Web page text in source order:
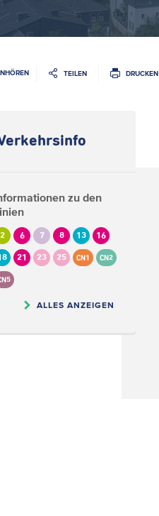
TEILEN DRUCKEN
zu den
2 6 7 8 13 16
21 23 25 CN1 CN2
ALLES ANZEIGEN